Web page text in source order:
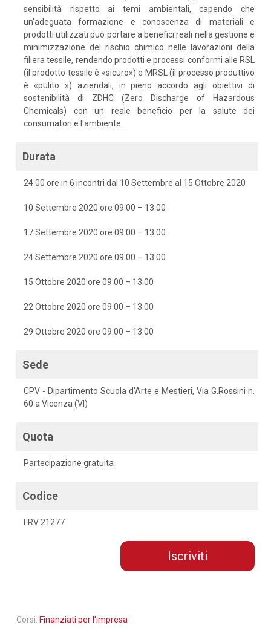
sensibilità rispetto ai temi ambientali, capendo che
un'adeguata formazione e conoscenza di materiali e
prodotti utilizzati può portare a benefici reali nella gestione e
minimizzazione del rischio chimico nelle lavorazioni della
filiera tessile, rendendo prodotti e processi conformi alle RSL
(il prodotto tessile è «sicuro») e MRSL (il processo produttivo
è «pulito ») aziendali, in pieno accordo agli obiettivi di
sostenibilità di ZDHC (Zero Discharge of Hazardous
Chemicals) con un reale beneficio per la salute dei
consumatori e l'ambiente.
Durata
24:00 ore in 6 incontri dal 10 Settembre al 15 Ottobre 2020
10 Settembre 2020 ore 09:00 – 13:00
17 Settembre 2020 ore 09:00 – 13:00
24 Settembre 2020 ore 09:00 – 13:00
15 Ottobre 2020 ore 09:00 – 13:00
22 Ottobre 2020 ore 09:00 – 13:00
29 Ottobre 2020 ore 09:00 – 13:00
Sede
CPV - Dipartimento Scuola d'Arte e Mestieri, Via G.Rossini n.
60 a Vicenza (VI)
Quota
Partecipazione gratuita
Codice
FRV 21277
Iscriviti
Corsi: Finanziati per l'impresa